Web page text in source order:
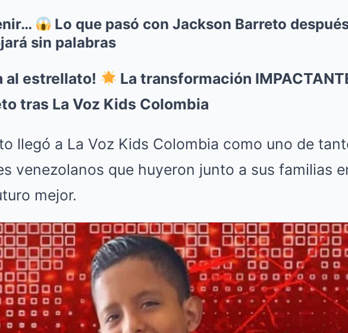
Lo que pasó con Jackson Barreto
sin palabras
al estrellato!
La transformación
tras La Voz Kids Colombia
llegó a La Voz Kids Colombia como uno de
venezolanos que huyeron junto a sus familias
mejor.